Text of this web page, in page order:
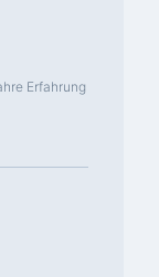
Erfahrung